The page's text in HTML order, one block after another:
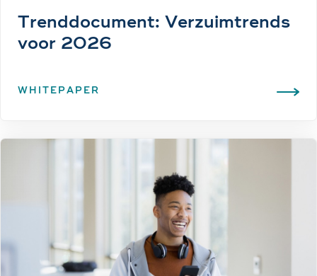
Trenddocument: Verzuim­trends
voor 2026
WHITEPAPER